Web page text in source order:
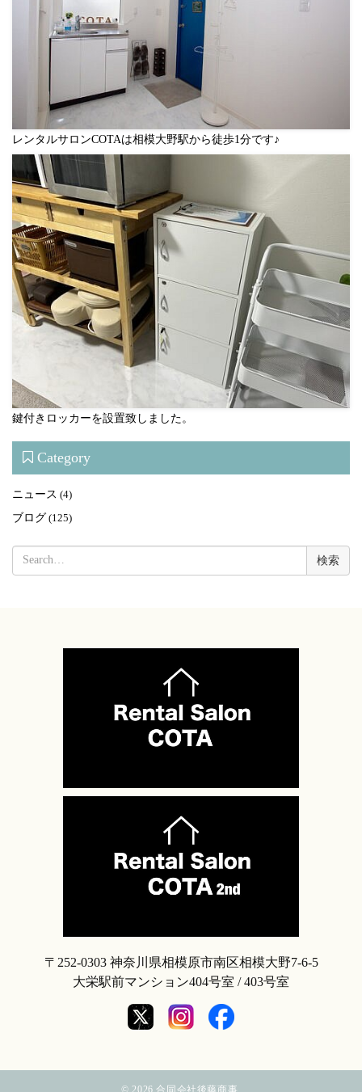
レンタルサロンCOTAは相模大野駅から徒歩1分です♪
鍵付きロッカーを設置致しました。
Category
ニュース (4)
ブログ (125)
〒252-0303 神奈川県相模原市南区相模大野7-6-5
大栄駅前マンション404号室 / 403号室
© 2026.合同会社後藤商事.